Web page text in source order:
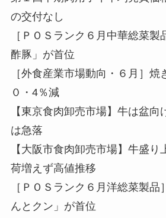
の交付なし
［ＰＯＳランク６月中華総菜
酢豚」が首位
［外食産業市場動向・６月］焼
０・4％減
【東京食肉卸売市場】牛は盆向
は急落
【大阪市食肉卸売市場】牛盛り
荷増えず高値推移
［ＰＯＳランク６月洋総菜製
んとクン」が首位